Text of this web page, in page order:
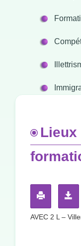
Lieux
AVEC 2 L –